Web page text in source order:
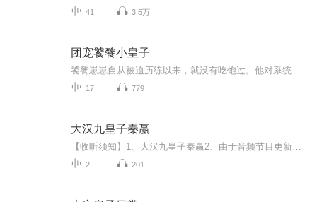
41 3.5万
团宠饕餮小皇子
17 779
大汉九皇子秦赢
2 201